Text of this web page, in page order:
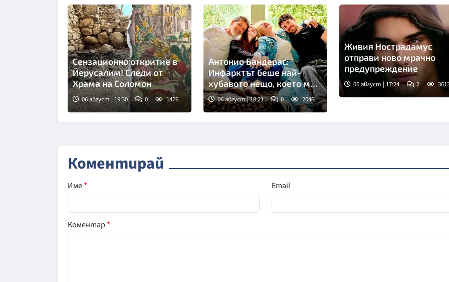
Снимка: Fox news
Сензационно откритие в
Йерусалим! Следи от
Храма на Соломон
06 август | 19:30 0 1476
Снимка: Инстаграм
Антонио Бандерас:
Инфарктът беше най-
хубавото нещо, което ми
се случи
06 август | 18:21 0 2046
Живия Нострадамус
отправи ново мрачно
предупреждение
06 август | 17:24 2
Коментирай
Име* Email
Коментар*